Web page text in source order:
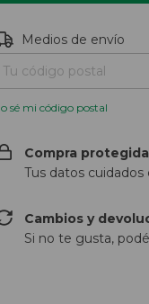
para el CP:
Medios de envío
sé mi código postal
Compra protegida
Tus datos
Cambios y
Si no te gusta,